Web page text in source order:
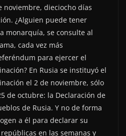
noviembre, dieciocho días
¿Alguien puede tener
monarquía, se consulte al
cada vez más
para ejercer el
En Rusia se instituyó el
el 2 de noviembre, sólo
de octubre: la Declaración de
de Rusia. Y no de forma
a él para declarar su
en las semanas y